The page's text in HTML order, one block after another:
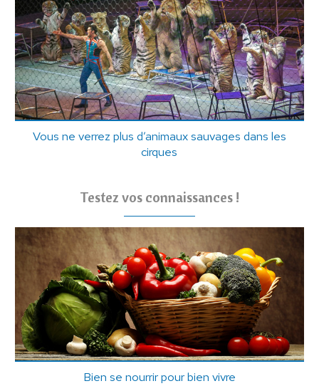
Vous ne verrez plus d’animaux sauvages dans les
cirques
Testez vos connaissances !
Bien se nourrir pour bien vivre